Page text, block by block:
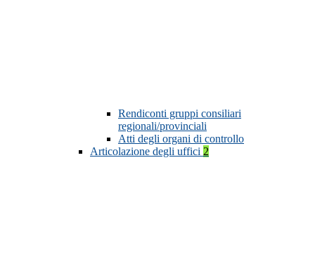
Rendiconti gruppi consiliari
regionali/provinciali
Atti degli organi di controllo
Articolazione degli uffici 2